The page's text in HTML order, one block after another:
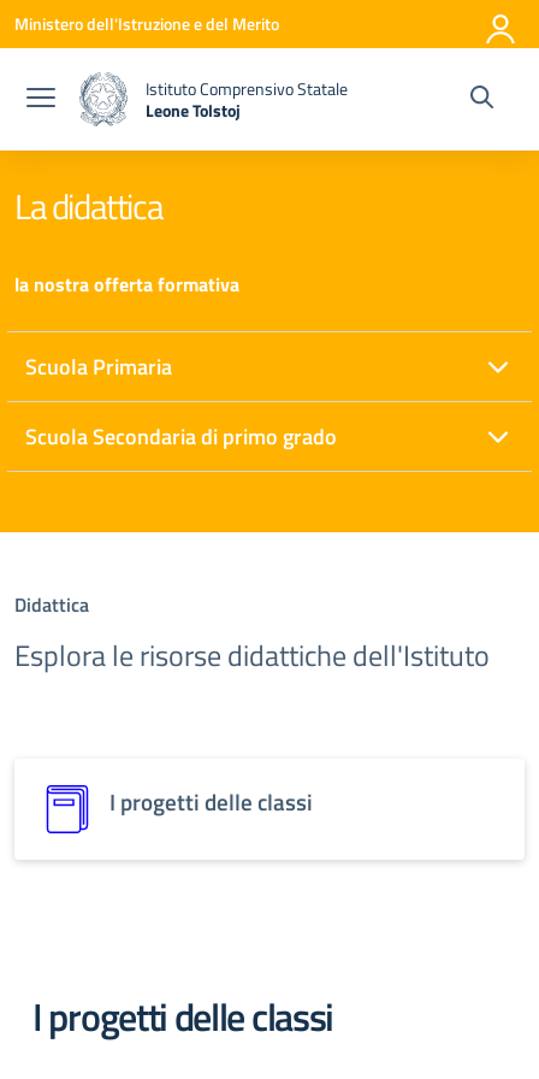
Vai ai contenuti
Vai al menu di navigazione
Vai al footer
Ministero dell'Istruzione e del Merito
Istituto Comprensivo Statale
Leone Tolstoj
La didattica
la nostra offerta formativa
Scuola Primaria
Scuola Secondaria di primo grado
Didattica
Esplora le risorse didattiche dell'Istituto
I progetti delle classi
I progetti delle classi